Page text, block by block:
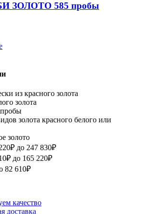
ЗОЛОТО 585 пробы
из красного золота
золота
золота красного белого или
золото
до 247 830₽
до 165 220₽
82 610₽
качество
доставка